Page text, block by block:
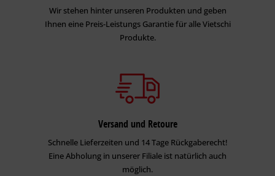
Wir stehen hinter unseren Produkten und geben
Ihnen eine Preis-Leistungs Garantie für alle Vietschi
Produkte.
Versand und Retoure
Schnelle Lieferzeiten und 14 Tage Rückgaberecht!
Eine Abholung in unserer Filiale ist natürlich auch
möglich.